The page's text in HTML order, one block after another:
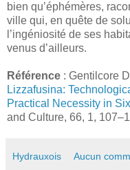
bien qu’éphémères,
ville qui, en quête de
l’ingéniosité de ses
venus d’ailleurs.
Référence : Gentilcore
Lizzafusina:
Practical Necessity in
and Culture, 66, 1,
Hydrauxois Aucun